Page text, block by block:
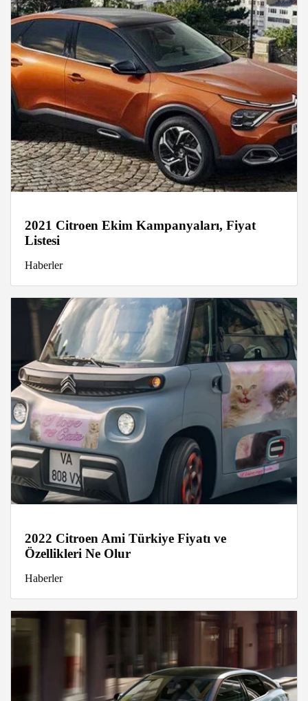
2021 Citroen Ekim Kampanyaları, Fiyat
Listesi
Haberler
2022 Citroen Ami Türkiye Fiyatı ve
Özellikleri Ne Olur
Haberler